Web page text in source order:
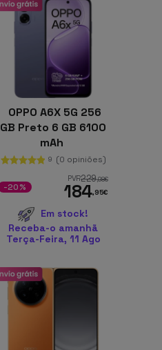
OPPO A6X 5G 256
GB Preto 6 GB 6100
mAh
9 (0 opiniões)
PVR229,98€
184,95€
-20%
Em stock!
Receba-o amanhã
Terça-Feira, 11 Ago